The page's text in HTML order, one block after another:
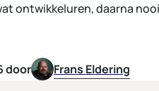
ontwikkeluren, daarna
door Frans Eldering